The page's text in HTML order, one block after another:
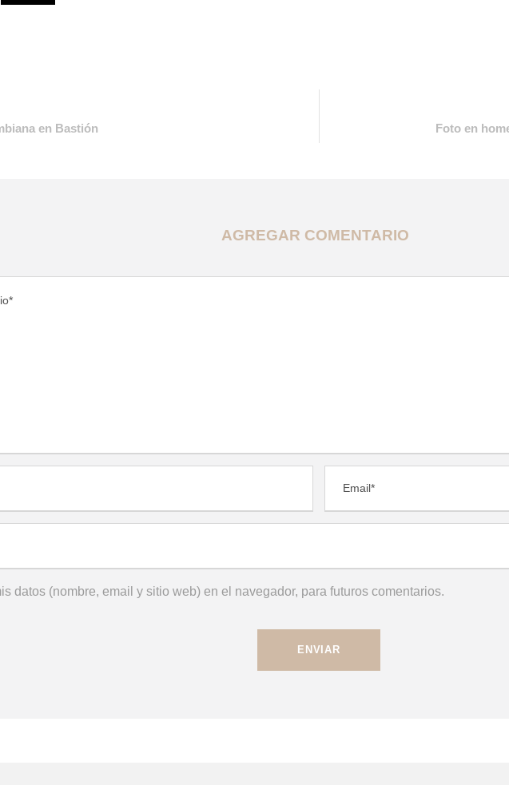
en Bastión Foto en
AGREGAR COMENTARIO
datos (nombre, email y sitio web) en el navegador, para futuros comentarios.